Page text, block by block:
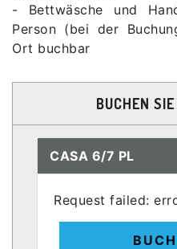
- Bettwäsche und
Person (bei der
Ort buchbar
BUCHEN
CASA 6/7 PL
Request failed: